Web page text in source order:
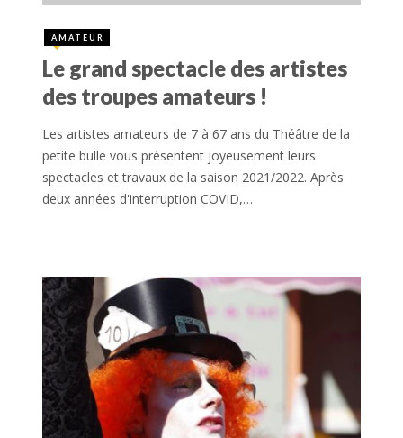
AMATEUR
Le grand spectacle des artistes
des troupes amateurs !
Les artistes amateurs de 7 à 67 ans du Théâtre de la
petite bulle vous présentent joyeusement leurs
spectacles et travaux de la saison 2021/2022. Après
deux années d'interruption COVID,…